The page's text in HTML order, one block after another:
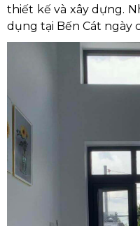
thiết kế và xây dựng.
dụng tại Bến Cát ngày